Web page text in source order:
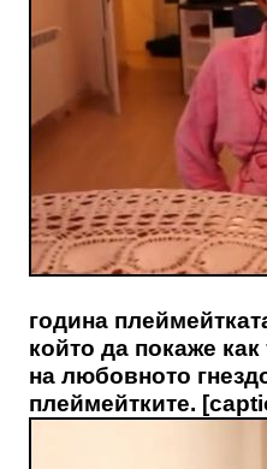
година
който да покаже
на любовното
плеймейтките.